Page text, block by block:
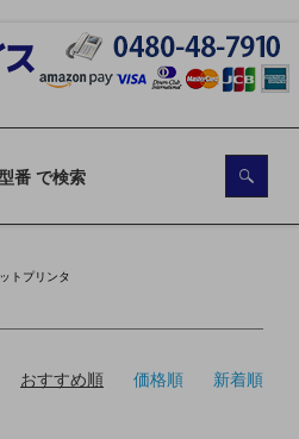
トプリンタ
おすすめ順 価格順 新着順